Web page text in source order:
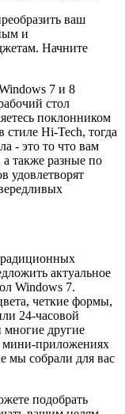
ваш
и
Начните
7 и 8
стол
поклонником
стиле Hi-Tech, тогда
- это то что вам
также разные по
удовлетворят
актуальное
Windows 7.
четкие формы,
24-часовой
многие другие
мини-приложениях
мы собрали для вас
подобрать